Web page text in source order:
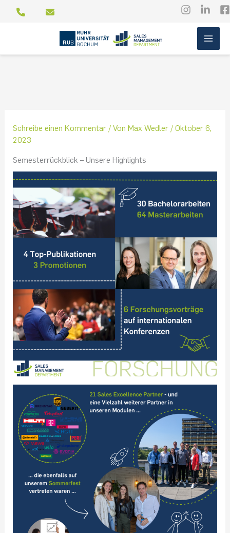
Schreibe einen Kommentar / Von Max Wedler / Oktober 6,
2023
Semesterrückblick – Unsere Highlights